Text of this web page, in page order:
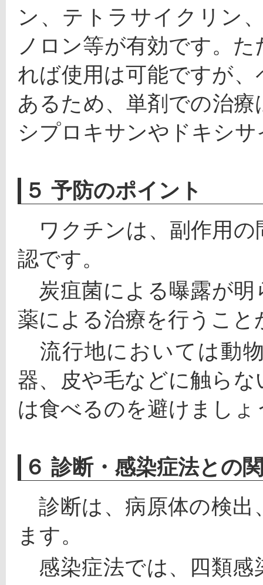
ン、テトラサイクリン
ノロン等が有効です。
れば使用は可能ですが
あるため、単剤での治
シプロキサンやドキシ
５ 予防のポイント
ワクチンは、副作用の
認です。
炭疽菌による曝露が明
薬による治療を行うこと
流行地においては動
器、皮や毛などに触ら
は食べるのを避けましょ
６ 診断・感染症法との
診断は、病原体の検出
ます。
感染症法では、四類感